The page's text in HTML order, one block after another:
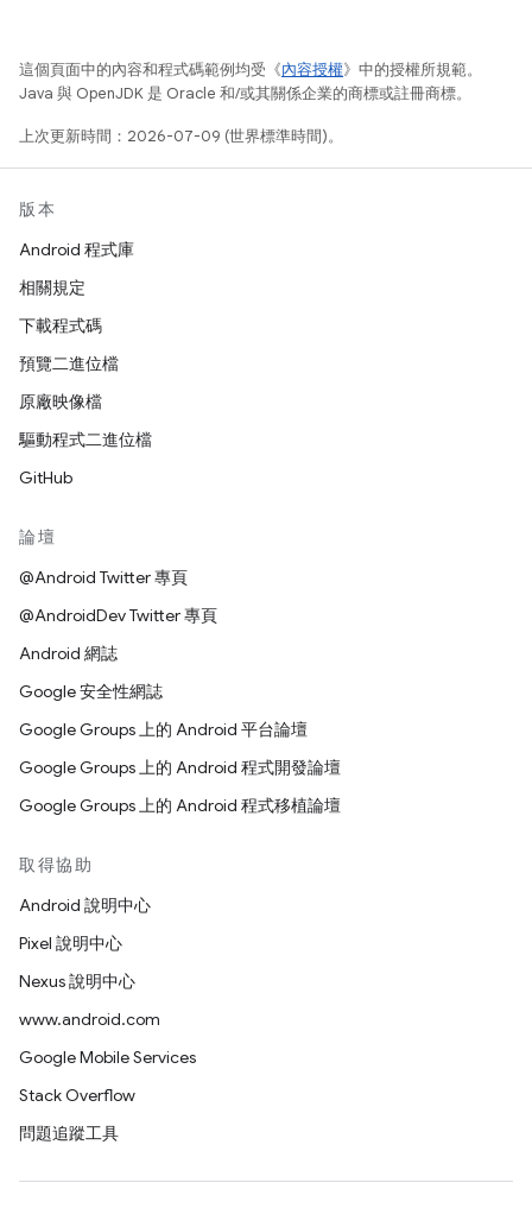
這個頁面中的內容和程式碼範例均受《內容授權》中的授權所規範。
Java 與 OpenJDK 是 Oracle 和/或其關係企業的商標或註冊商標。
上次更新時間：2026-07-09 (世界標準時間)。
版本
Android 程式庫
相關規定
下載程式碼
預覽二進位檔
原廠映像檔
驅動程式二進位檔
GitHub
論壇
@Android Twitter 專頁
@AndroidDev Twitter 專頁
Android 網誌
Google 安全性網誌
Google Groups 上的 Android 平台論壇
Google Groups 上的 Android 程式開發論壇
Google Groups 上的 Android 程式移植論壇
取得協助
Android 說明中心
Pixel 說明中心
Nexus 說明中心
www.android.com
Google Mobile Services
Stack Overflow
問題追蹤工具